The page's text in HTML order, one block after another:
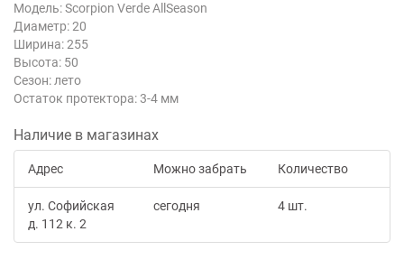
Модель: Scorpion Verde AllSeason
Диаметр: 20
Ширина: 255
Высота: 50
Сезон: лето
Остаток протектора: 3-4 мм
Наличие в магазинах
Адрес Можно забрать Количество
ул. Софийская
д. 112 к. 2
сегодня 4 шт.